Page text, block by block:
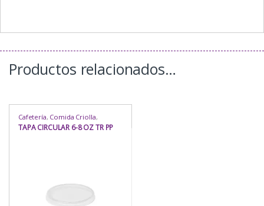
Productos relacionados…
Cafetería, Comida Criolla,
Comida Rápida ,Delivery ,Envases
Circulares,Envases Circulares,
TAPA CIRCULAR 6-8 OZ TR PP